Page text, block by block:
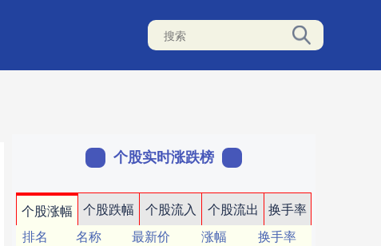
个股实时涨跌榜
个股涨幅 个股跌幅 个股流入 个股流出
换手率
排名
名称 最新价 涨幅
换手率